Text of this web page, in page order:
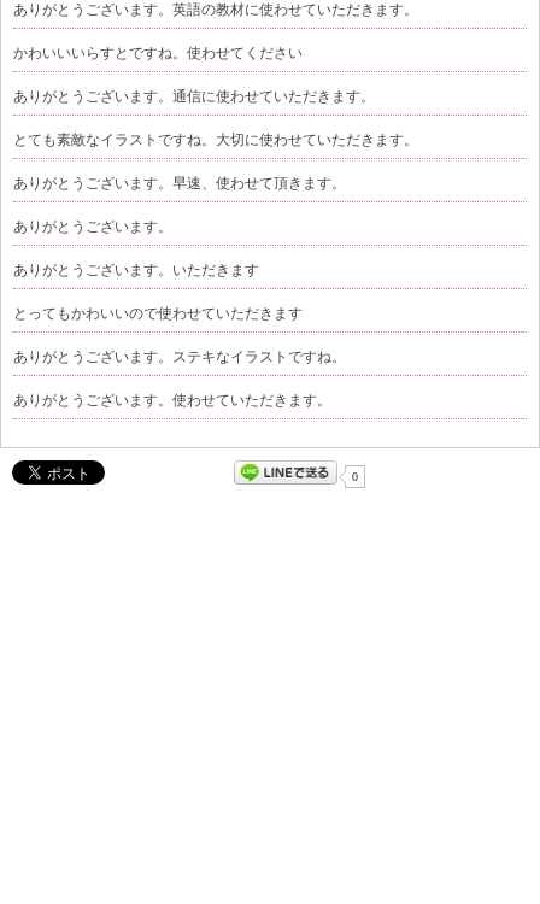
ありがとうございます。英語の教材に使わせていただきます。
かわいいいらすとですね。使わせてください
ありがとうございます。通信に使わせていただきます。
とても素敵なイラストですね。大切に使わせていただきます。
ありがとうございます。早速、使わせて頂きます。
ありがとうございます。
ありがとうございます。いただきます
とってもかわいいので使わせていただきます
ありがとうございます。ステキなイラストですね。
ありがとうございます。使わせていただきます。
0